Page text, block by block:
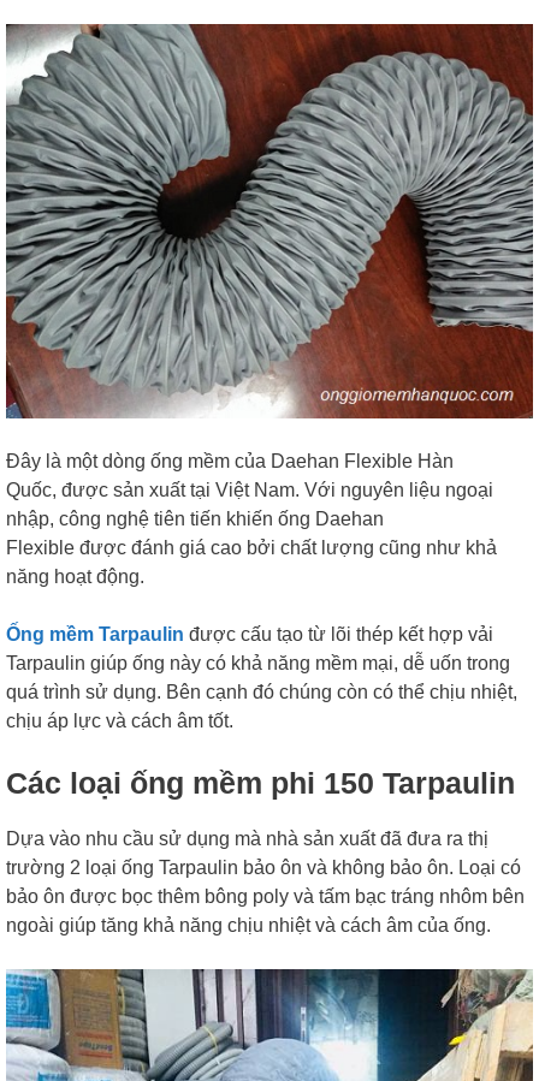
Đây là một dòng ống mềm của Daehan Flexible Hàn
Quốc, được sản xuất tại Việt Nam. Với nguyên liệu ngoại
nhập, công nghệ tiên tiến khiến ống Daehan
Flexible được đánh giá cao bởi chất lượng cũng như khả
năng hoạt động.
Ống mềm Tarpaulin được cấu tạo từ lõi thép kết hợp vải
Tarpaulin giúp ống này có khả năng mềm mại, dễ uốn trong
quá trình sử dụng. Bên cạnh đó chúng còn có thể chịu nhiệt,
chịu áp lực và cách âm tốt.
Các loại ống mềm phi 150 Tarpaulin
Dựa vào nhu cầu sử dụng mà nhà sản xuất đã đưa ra thị
trường 2 loại ống Tarpaulin bảo ôn và không bảo ôn. Loại có
bảo ôn được bọc thêm bông poly và tấm bạc tráng nhôm bên
ngoài giúp tăng khả năng chịu nhiệt và cách âm của ống.